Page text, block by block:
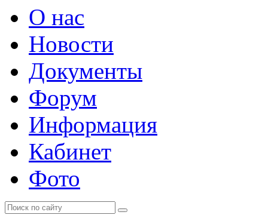
О нас
Новости
Документы
Форум
Информация
Кабинет
Фото